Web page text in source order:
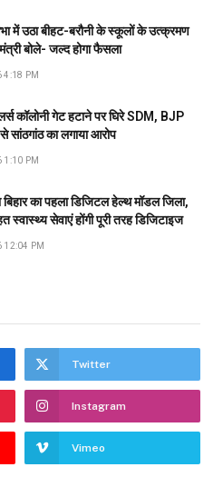
में उठा बीहट-बरौनी के स्कूलों के उत्क्रमण
मंत्री बोले- जल्द होगा फैसला
4:18 PM
कॉलोनी गेट हटाने पर घिरे SDM, BJP
सांठगांठ का लगाया आरोप
1:10 PM
का पहला डिजिटल हेल्थ मॉडल जिला,
सेवाएं होंगी पूरी तरह डिजिटाइज
12:04 PM
Twitter
Instagram
Vimeo